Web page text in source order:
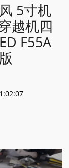
5寸机
越机四
F55A